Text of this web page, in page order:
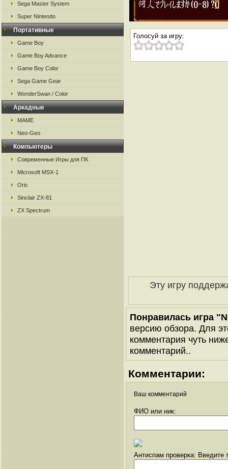
Sega Master System
Super Nintendo
Портативные
Game Boy
Game Boy Advance
Game Boy Color
Sega Game Gear
WonderSwan / Color
Аркадные
MAME
Neo-Geo
Компьютеры
Современные Игры для ПК
Microsoft MSX-1
Oric
Sinclair ZX-81
ZX Spectrum
Голосуй за игру:
Эту игру
Понравилась игра
версию обзора. Для
комментария чуть
комментарий..
Комментарии:
Ваш комментарий
ФИО или ник:
Антиспам проверка: Введите